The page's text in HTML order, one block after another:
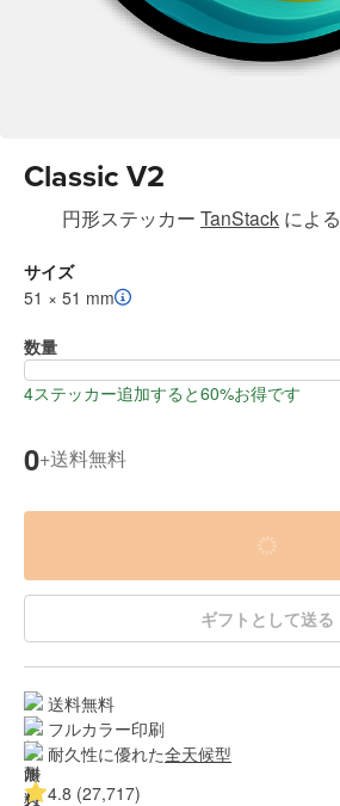
Classic V2
円形ステッカー TanStack による
サイズ
51 × 51 mm
数量
4ステッカー追加すると60%お得です
0+送料無料
ギフトとして送る
送料無料
フルカラー印刷
耐久性に優れた全天候型
4.8 (27,717)